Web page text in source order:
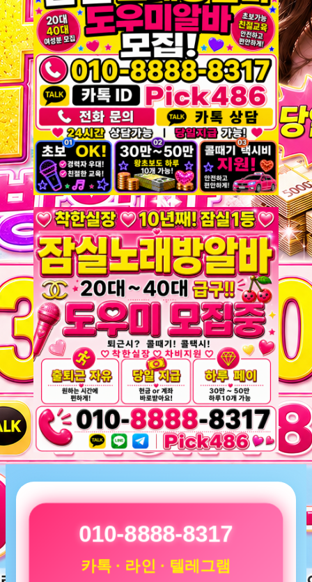
010-8888-8317
카톡 · 라인 · 텔레그램